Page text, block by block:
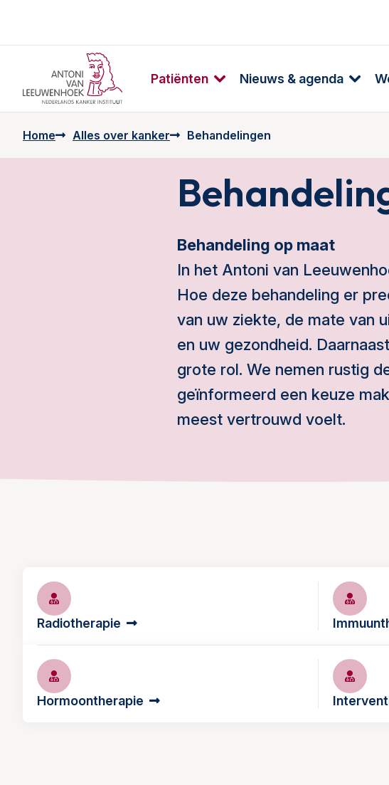
Patiënten Nieuws & agenda
Home Alles over kanker Behandelingen
Behandeling op maat
In het Antoni van
Hoe deze behandeling er
van uw ziekte, de mate van
en uw gezondheid.
grote rol. We nemen rustig
geïnformeerd een keuze
meest vertrouwd voelt.
Radiotherapie
Hormoontherapie